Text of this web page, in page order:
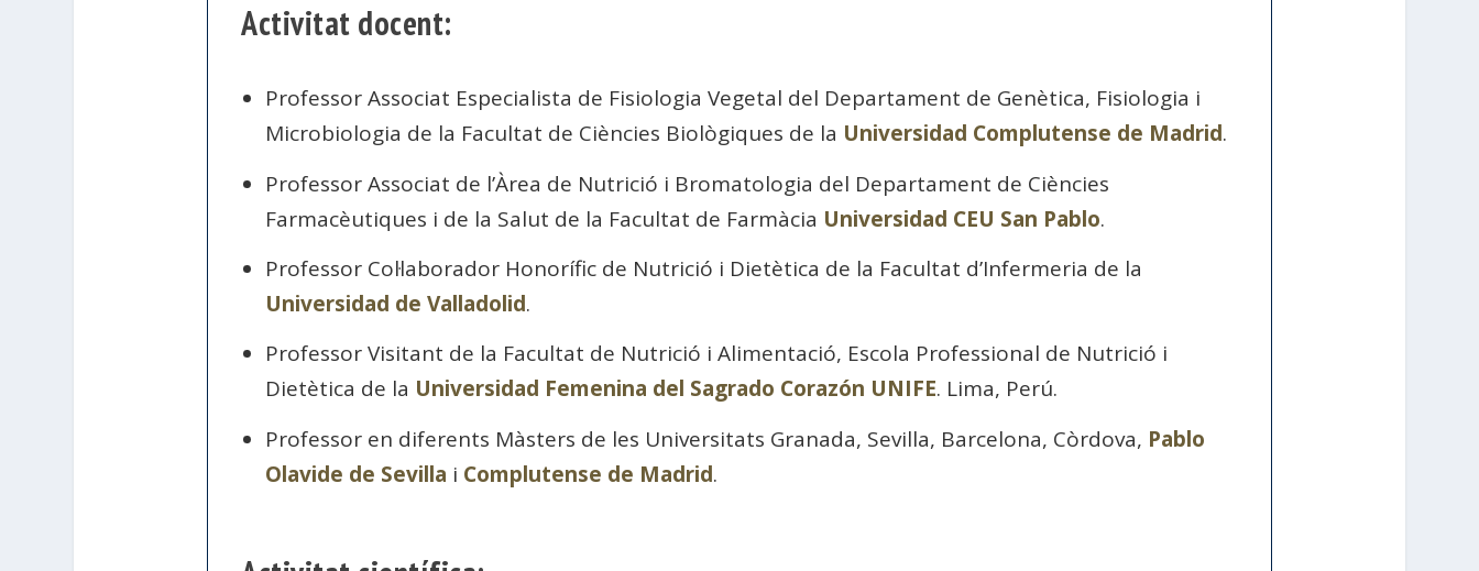
Activitat docent:
Professor Associat Especialista de Fisiologia Vegetal del Departament de Genètica, Fisiologia i
Microbiologia de la Facultat de Ciències Biològiques de la Universidad Complutense de Madrid.
Professor Associat de l’Àrea de Nutrició i Bromatologia del Departament de Ciències
Farmacèutiques i de la Salut de la Facultat de Farmàcia Universidad CEU San Pablo.
Professor Col·laborador Honorífic de Nutrició i Dietètica de la Facultat d’Infermeria de la
Universidad de Valladolid.
Professor Visitant de la Facultat de Nutrició i Alimentació, Escola Professional de Nutrició i
Dietètica de la Universidad Femenina del Sagrado Corazón UNIFE. Lima, Perú.
Professor en diferents Màsters de les Universitats Granada, Sevilla, Barcelona, Còrdova, Pablo
Olavide de Sevilla i Complutense de Madrid.